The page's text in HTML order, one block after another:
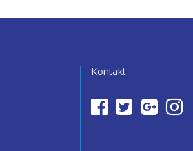
Kontakt